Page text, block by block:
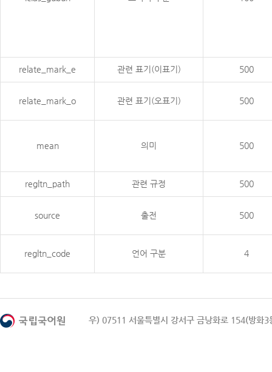
relate_mark_e 관련 표기(이표기) 500
relate_mark_o 관련 표기(오표기) 500
mean 의미 500
regltn_path 관련 규정 500
source 출전 500
regltn_code 언어 구분 4
우) 07511 서울특별시 강서구 금낭화로 154(방화3